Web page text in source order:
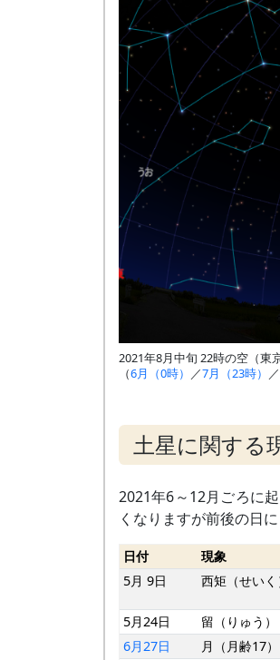
2021年8月中旬 22時の空（東
（6月（0時） ／7月（23時） ／
土星に関する
2021年6～12月ごろに
くなりますが前後の日
日付 現象
5月 9日
西矩（せいく
5月24日
留（りゅう）
6月27日
月（月齢17